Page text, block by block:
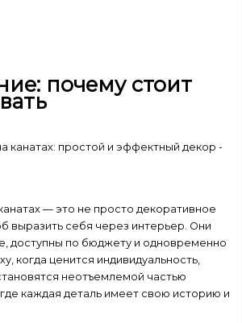
почему стоит
— это не просто декоративное
выразить себя через интерьер. Они
доступны по бюджету и одновременно
когда ценится индивидуальность,
неотъемлемой частью
каждая деталь имеет свою историю и